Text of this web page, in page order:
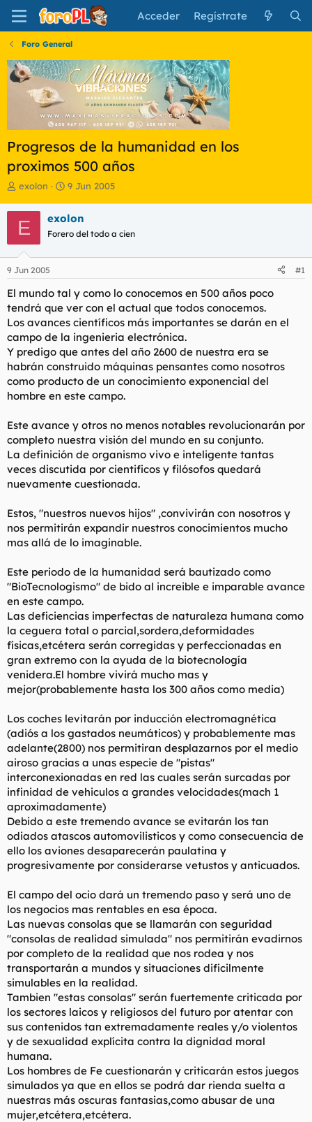
Acceder Regístrate
Foro General
Progresos de la humanidad en los
proximos 500 años
I
i
c
i
a
d
o
d
e
l
t
e
m
a
exolon
F
h
a
e
i
c
i
o
9 Jun 2005
E exolon
Forero del todo a cien
9 Jun 2005 #1
El mundo tal y como lo conocemos en 500 años poco
tendrá que ver con el actual que todos conocemos.
Los avances científicos más importantes se darán en el
campo de la ingenieria electrónica.
Y predigo que antes del año 2600 de nuestra era se
habrán construido máquinas pensantes como nosotros
como producto de un conocimiento exponencial del
hombre en este campo.
Este avance y otros no menos notables revolucionarán por
completo nuestra visión del mundo en su conjunto.
La definición de organismo vivo e inteligente tantas
veces discutida por cientificos y filósofos quedará
nuevamente cuestionada.
Estos, "nuestros nuevos hijos" ,convivirán con nosotros y
nos permitirán expandir nuestros conocimientos mucho
mas allá de lo imaginable.
Este periodo de la humanidad será bautizado como
"BioTecnologismo" de bido al increible e imparable avance
en este campo.
Las deficiencias imperfectas de naturaleza humana como
la ceguera total o parcial,sordera,deformidades
físicas,etcétera serán corregidas y perfeccionadas en
gran extremo con la ayuda de la biotecnología
venidera.El hombre vivirá mucho mas y
mejor(probablemente hasta los 300 años como media)
Los coches levitarán por inducción electromagnética
(adiós a los gastados neumáticos) y probablemente mas
adelante(2800) nos permitiran desplazarnos por el medio
airoso gracias a unas especie de "pistas"
interconexionadas en red las cuales serán surcadas por
infinidad de vehiculos a grandes velocidades(mach 1
aproximadamente)
Debido a este tremendo avance se evitarán los tan
odiados atascos automovilisticos y como consecuencia de
ello los aviones desaparecerán paulatina y
progresivamente por considerarse vetustos y anticuados.
El campo del ocio dará un tremendo paso y será uno de
los negocios mas rentables en esa época.
Las nuevas consolas que se llamarán con seguridad
"consolas de realidad simulada" nos permitirán evadirnos
por completo de la realidad que nos rodea y nos
transportarán a mundos y situaciones dificilmente
simulables en la realidad.
Tambien "estas consolas" serán fuertemente criticada por
los sectores laicos y religiosos del futuro por atentar con
sus contenidos tan extremadamente reales y/o violentos
y de sexualidad explícita contra la dignidad moral
humana.
Los hombres de Fe cuestionarán y criticarán estos juegos
simulados ya que en ellos se podrá dar rienda suelta a
nuestras más oscuras fantasias,como abusar de una
mujer,etcétera,etcétera.